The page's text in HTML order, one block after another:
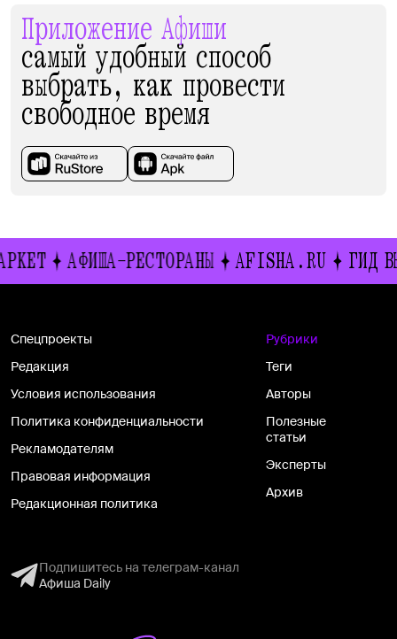
Приложение Афиши
самый удобный способ
выбрать, как провести
свободное время
АФИША-РЕСТОРАНЫ AFISHA.RU ГИД
Спецпроекты
Редакция
Условия использования
Политика конфиденциальности
Рекламодателям
Правовая информация
Редакционная политика
Рубрики
Теги
Авторы
Полезные
статьи
Эксперты
Архив
Подпишитесь на телеграм-канал
Афиша Daily